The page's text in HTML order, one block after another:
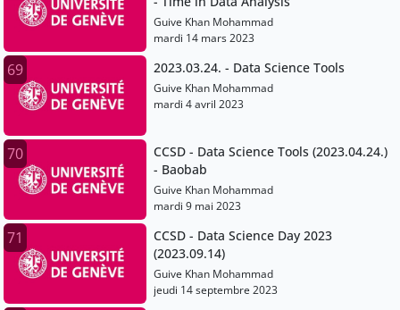
Guive Khan Mohammad
mardi 14 mars 2023
69 2023.03.24. - Data Science Tools
Guive Khan Mohammad
mardi 4 avril 2023
70
CCSD - Data Science Tools (2023.04.24.)
- Baobab
Guive Khan Mohammad
mardi 9 mai 2023
71
CCSD - Data Science Day 2023
(2023.09.14)
Guive Khan Mohammad
jeudi 14 septembre 2023